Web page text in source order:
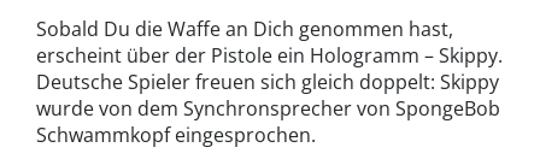
Sobald Du die Waffe an Dich genommen hast,
erscheint über der Pistole ein Hologramm – Skippy.
Deutsche Spieler freuen sich gleich doppelt: Skippy
wurde von dem Synchronsprecher von SpongeBob
Schwammkopf eingesprochen.